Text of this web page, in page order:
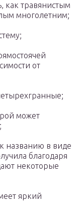
как травянистым
многолетним;
от
может
названию в виде
благодаря
некоторые
яркий